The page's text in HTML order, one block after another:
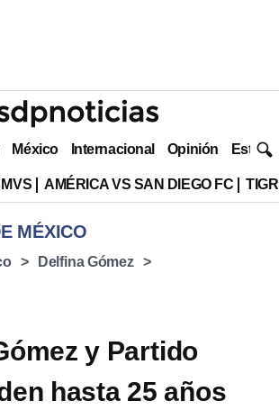
México Internacional Opinión Estilo
AMÉRICA VS SAN DIEGO FC
MÉXICO
Delfina Gómez
y Partido
hasta 25 años